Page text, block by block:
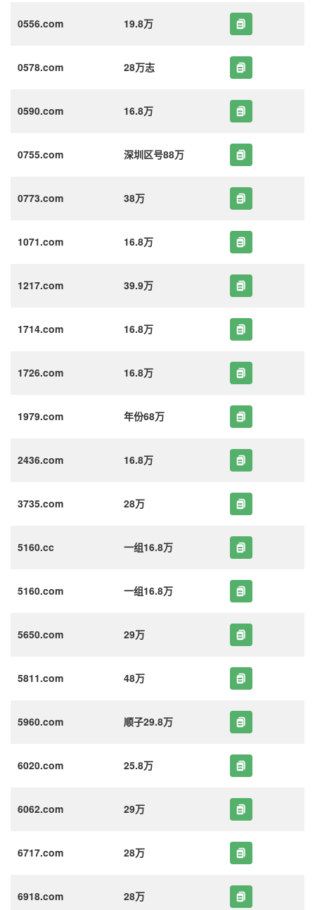
0556.com 19.8万
0578.com 28万志
0590.com 16.8万
0755.com 深圳区号88万
0773.com 38万
1071.com 16.8万
1217.com 39.9万
1714.com 16.8万
1726.com 16.8万
1979.com 年份68万
2436.com 16.8万
3735.com 28万
5160.cc 一组16.8万
5160.com 一组16.8万
5650.com 29万
5811.com 48万
5960.com 顺子29.8万
6020.com 25.8万
6062.com 29万
6717.com 28万
6918.com 28万